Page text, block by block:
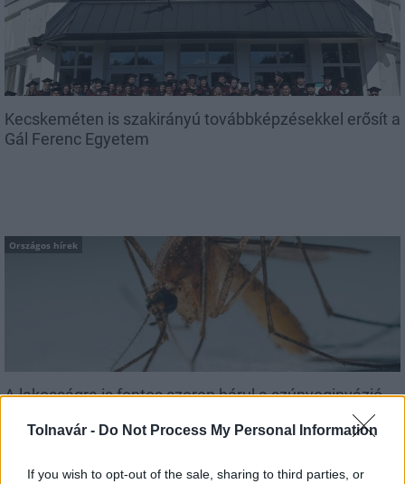
Tolnavár - Do Not Process My Personal Information
If you wish to opt-out of the sale, sharing to third parties, or
Kecskeméten is szakirányú továbbképzésekkel erősít a
Gál Ferenc Egyetem
Országos hírek
A lakosságra is fontos szerep hárul a szúnyoginvázió